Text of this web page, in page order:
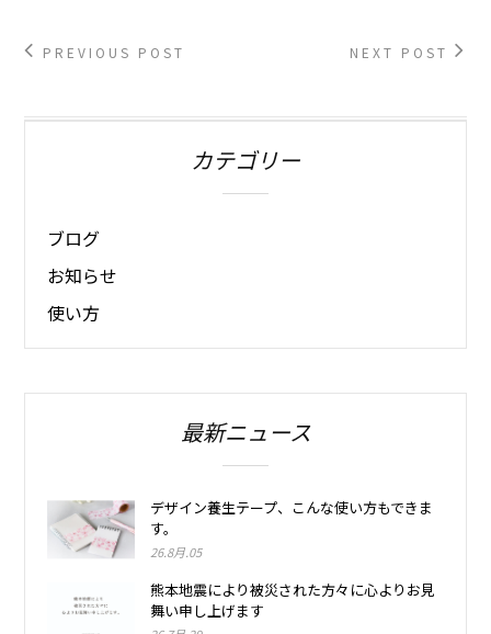
PREVIOUS POST NEXT POST
カテゴリー
ブログ
お知らせ
使い方
最新ニュース
デザイン養生テープ、こんな使い方もできま
す。
26.8月.05
熊本地震により被災された方々に心よりお見
舞い申し上げます